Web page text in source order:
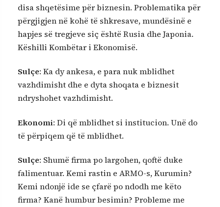
disa shqetësime për biznesin. Problematika për
përgjigjen në kohë të shkresave, mundësinë e
hapjes së tregjeve siç është Rusia dhe Japonia.
Këshilli Kombëtar i Ekonomisë.
Sulçe: Ka dy ankesa, e para nuk mblidhet
vazhdimisht dhe e dyta shoqata e biznesit
ndryshohet vazhdimisht.
Ekonomi: Di që mblidhet si institucion. Unë do
të përpiqem që të mblidhet.
Sulçe: Shumë firma po largohen, qoftë duke
falimentuar. Kemi rastin e ARMO-s, Kurumin?
Kemi ndonjë ide se çfarë po ndodh me këto
firma? Kanë humbur besimin? Probleme me